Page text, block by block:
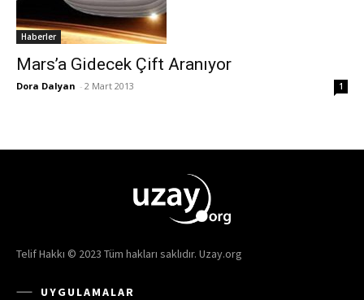
Haberler
Mars’a Gidecek Çift Aranıyor
Dora Dalyan - 2 Mart 2013 1
Telif Hakkı © 2023 Tüm hakları saklıdır. Uzay.org
UYGULAMALAR